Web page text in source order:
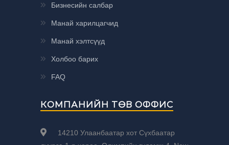
Бизнесийн салбар
Манай харилцагчид
Манай хэлтсүүд
Холбоо барих
FAQ
КОМПАНИЙН ТӨВ ОФФИС
14210 Улаанбаатар хот Сүхбаатар